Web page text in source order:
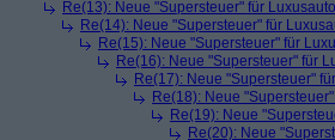
Re(13): Neue "Supersteuer" für
Re(14): Neue "Supersteuer" für
Re(15): Neue "Supersteuer" für
Re(16): Neue "Supersteuer" für
Re(17): Neue "Supersteuer"
Re(18): Neue
Re(19): Neue
Re(20): Neue